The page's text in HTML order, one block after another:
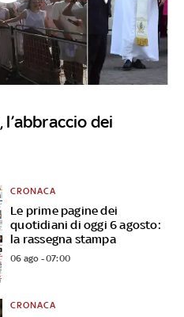
l’abbraccio dei
Le prime pagine dei
quotidiani di oggi 6 agosto:
la rassegna stampa
CRONACA
06 ago - 07:00
CRONACA